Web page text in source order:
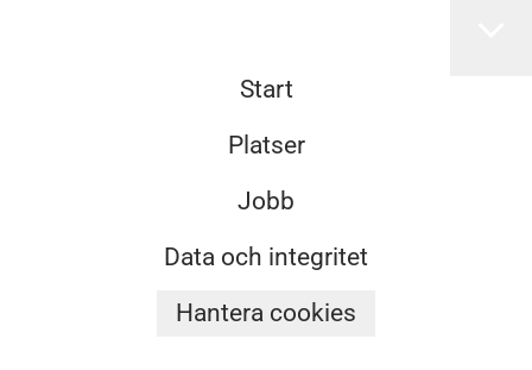
Start
Platser
Jobb
Data och integritet
Hantera cookies